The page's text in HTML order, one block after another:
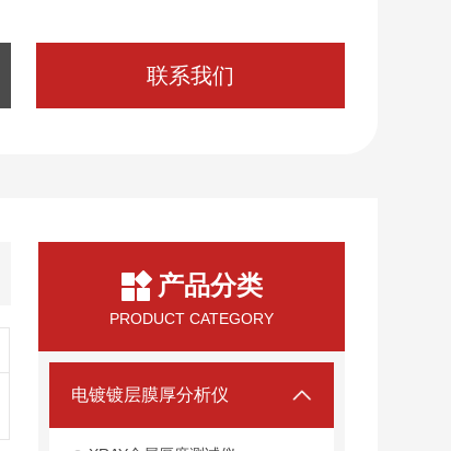
联系我们
产品分类
PRODUCT CATEGORY
电镀镀层膜厚分析仪